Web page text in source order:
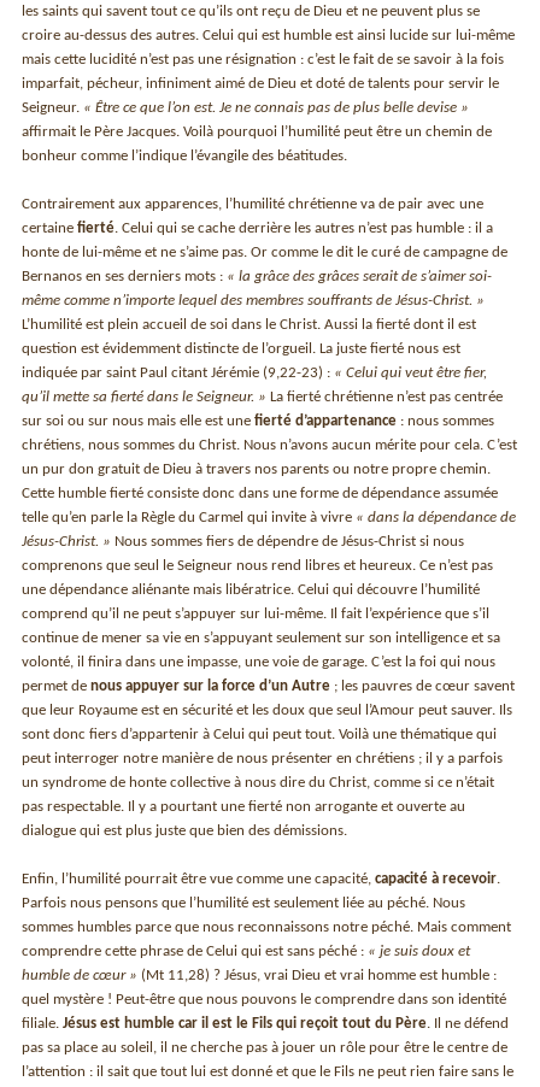
les saints qui savent tout ce qu’ils ont reçu de Dieu et ne peuvent plus se
croire au-dessus des autres. Celui qui est humble est ainsi lucide sur lui-même
mais cette lucidité n’est pas une résignation : c’est le fait de se savoir à la fois
imparfait, pécheur, infiniment aimé de Dieu et doté de talents pour servir le
Seigneur. « Être ce que l’on est. Je ne connais pas de plus belle devise »
affirmait le Père Jacques. Voilà pourquoi l’humilité peut être un chemin de
bonheur comme l’indique l’évangile des béatitudes.
Contrairement aux apparences, l’humilité chrétienne va de pair avec une
certaine fierté. Celui qui se cache derrière les autres n’est pas humble : il a
honte de lui-même et ne s’aime pas. Or comme le dit le curé de campagne de
Bernanos en ses derniers mots : « la grâce des grâces serait de s’aimer soi-
même comme n’importe lequel des membres souffrants de Jésus-Christ. »
L’humilité est plein accueil de soi dans le Christ. Aussi la fierté dont il est
question est évidemment distincte de l’orgueil. La juste fierté nous est
indiquée par saint Paul citant Jérémie (9,22-23) : « Celui qui veut être fier,
qu’il mette sa fierté dans le Seigneur. » La fierté chrétienne n’est pas centrée
sur soi ou sur nous mais elle est une fierté d’appartenance : nous sommes
chrétiens, nous sommes du Christ. Nous n’avons aucun mérite pour cela. C’est
un pur don gratuit de Dieu à travers nos parents ou notre propre chemin.
Cette humble fierté consiste donc dans une forme de dépendance assumée
telle qu’en parle la Règle du Carmel qui invite à vivre « dans la dépendance de
Jésus-Christ. » Nous sommes fiers de dépendre de Jésus-Christ si nous
comprenons que seul le Seigneur nous rend libres et heureux. Ce n’est pas
une dépendance aliénante mais libératrice. Celui qui découvre l’humilité
comprend qu’il ne peut s’appuyer sur lui-même. Il fait l’expérience que s’il
continue de mener sa vie en s’appuyant seulement sur son intelligence et sa
volonté, il finira dans une impasse, une voie de garage. C’est la foi qui nous
permet denous appuyer sur la force d’un Autre ; les pauvres de cœur savent
que leur Royaume est en sécurité et les doux que seul l’Amour peut sauver. Ils
sont donc fiers d’appartenir à Celui qui peut tout. Voilà une thématique qui
peut interroger notre manière de nous présenter en chrétiens ; il y a parfois
un syndrome de honte collective à nous dire du Christ, comme si ce n’était
pas respectable. Il y a pourtant une fierté non arrogante et ouverte au
dialogue qui est plus juste que bien des démissions.
Enfin, l’humilité pourrait être vue comme une capacité, capacité à recevoir.
Parfois nous pensons que l’humilité est seulement liée au péché. Nous
sommes humbles parce que nous reconnaissons notre péché. Mais comment
comprendre cette phrase de Celui qui est sans péché : « je suis doux et
humble de cœur » (Mt 11,28) ? Jésus, vrai Dieu et vrai homme est humble :
quel mystère ! Peut-être que nous pouvons le comprendre dans son identité
filiale.Jésus est humble car il est le Fils qui reçoit tout du Père. Il ne défend
pas sa place au soleil, il ne cherche pas à jouer un rôle pour être le centre de
l’attention : il sait que tout lui est donné et que le Fils ne peut rien faire sans le